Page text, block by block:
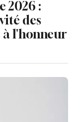
2026 :
des
l'honneur